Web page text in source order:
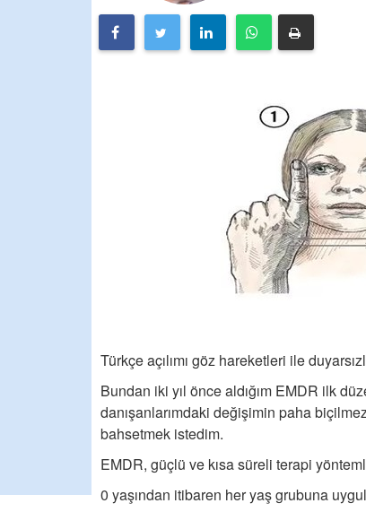
Türkçe açılımı göz hareketleri ile
Bundan iki yıl önce aldığım EMDR ilk
danışanlarımdaki değişimin paha
bahsetmek istedim.
EMDR, güçlü ve kısa süreli terapi
0 yaşından itibaren her yaş grubuna